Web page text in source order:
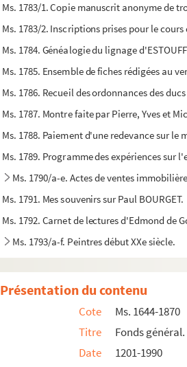
Ms. 1783/1. Copie manuscrit anonyme de
Ms. 1783/2. Inscriptions prises pour le
Ms. 1784. Généalogie du lignage
Ms. 1785. Ensemble de fiches rédigées au
Ms. 1786. Recueil des ordonnances des
Ms. 1787. Montre faite par Pierre, Yves et
Ms. 1788. Paiement d'une redevance sur
Ms. 1789. Programme des expériences sur
Ms. 1790/a-e. Actes de ventes
Ms. 1791. Mes souvenirs sur Paul BOURGET.
Ms. 1792. Carnet de lectures d'Edmond de
Ms. 1793/a-f. Peintres début XXe siècle.
Ms. 1795. Papiers de la famille O'Hegerty.
Ms. 1796. "Le Barbier de Bagdat (sic)
Ms. 1797/a-c. Œuvres de Charles Dubois.
Ms. 1798. Acte de vente des biens de la
Présentation du contenu
Cote
Ms. 1644-1870
Titre
Fonds général.
Date
1201-1990